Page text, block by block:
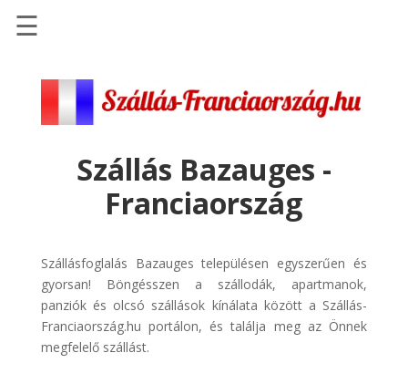
Szállások
Repülőjegy
pénzvisszatérítéssel
Discover
Cars
Transzfer
☰
Szállás Bazauges -
Franciaország
Szállásfoglalás Bazauges településen egyszerűen és
gyorsan! Böngésszen a szállodák, apartmanok,
panziók és olcsó szállások kínálata között a Szállás-
Franciaország.hu portálon, és találja meg az Önnek
megfelelő szállást.